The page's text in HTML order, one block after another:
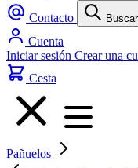
Contacto Buscar
Cuenta
Iniciar sesión Crear una
Cesta
Pañuelos